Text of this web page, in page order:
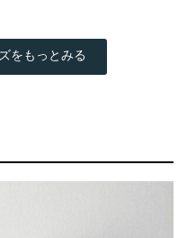
をもっとみる